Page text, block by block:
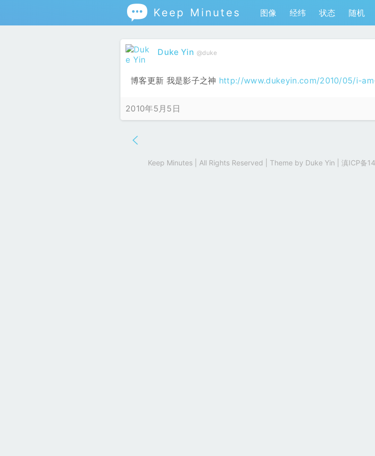
 Keep Minutes 图像 经纬 状态 随机
Duke Yin @duke
博客更新 我是影子之神 http://www.dukeyin.com/2010/05/i-
2010年5月5日
Keep Minutes | All Rights Reserved | Theme by Duke Yin 滇ICP备